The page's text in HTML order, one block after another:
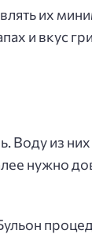
их
и вкус
из
нужно